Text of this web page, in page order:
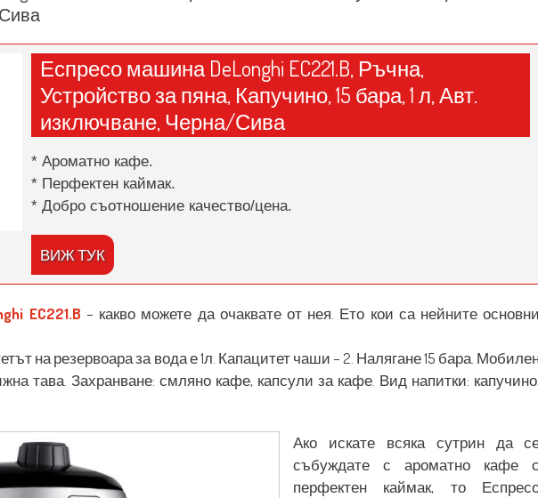
Еспресо машина DeLonghi EC221.B, Ръчна,
Устройство за пяна, Капучино, 15 бара, 1 л, Авт.
изключване, Черна/Сива
* Ароматно кафе.
* Перфектен каймак.
* Добро съотношение качество/цена.
ВИЖ ТУК
EC221.B – какво можете да очаквате от нея. Ето кои са нейните основни
на резервоара за вода е 1л. Капацитет чаши – 2. Налягане 15 бара.
тава. Захранване: смляно кафе, капсули за кафе. Вид напитки: капучино,
Ако искате всяка сутрин да
събуждате с ароматно кафе с
перфектен каймак, то